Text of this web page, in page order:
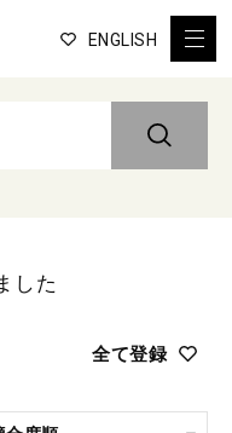
ENGLISH
全て登録
した